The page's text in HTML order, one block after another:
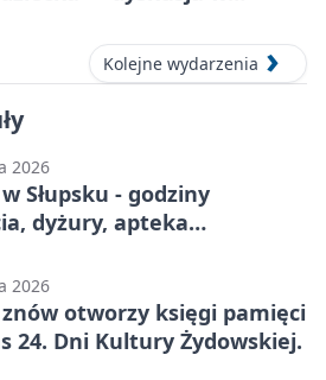
Kolejne wydarzenia
2026
Słupsku - godziny
dyżury, apteka
2026
znów otworzy księgi pamięci
24. Dni Kultury Żydowskiej.